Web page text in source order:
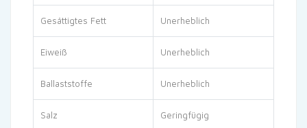
Gesättigtes Fett Unerheblich
Eiweiß Unerheblich
Ballaststoffe Unerheblich
Salz Geringfügig